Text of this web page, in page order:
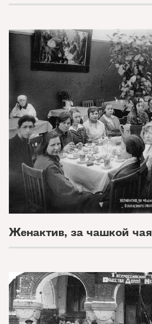
Женактив, за чашкой чая